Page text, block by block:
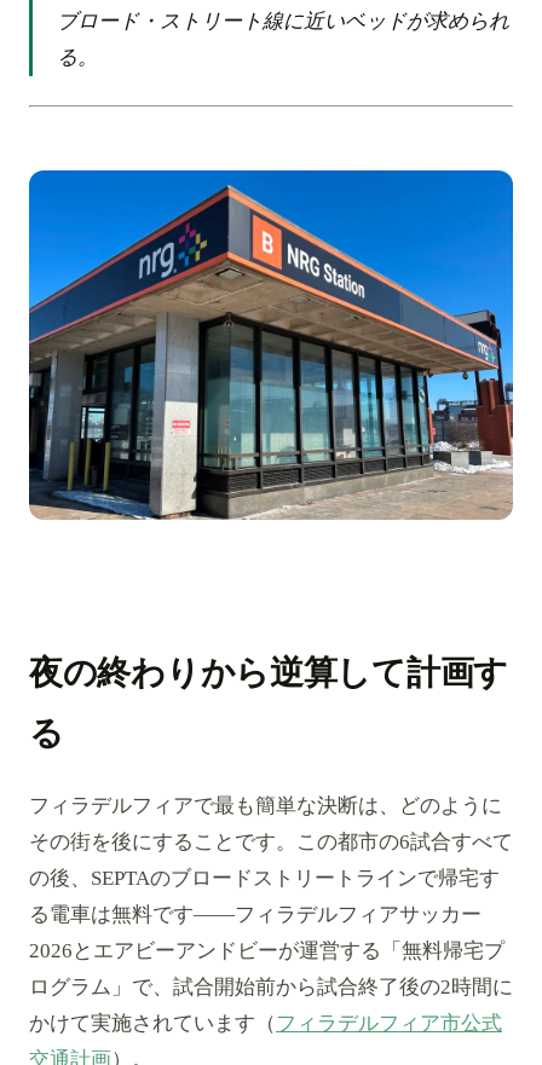
ブロード・ストリート線に近いベッドが求められ
る。
夜の終わりから逆算して計画す
る
フィラデルフィアで最も簡単な決断は、どのように
その街を後にすることです。この都市の6試合すべて
の後、SEPTAのブロードストリートラインで帰宅す
る電車は無料です——フィラデルフィアサッカー
2026とエアビーアンドビーが運営する「無料帰宅プ
ログラム」で、試合開始前から試合終了後の2時間に
かけて実施されています（フィラデルフィア市公式
交通計画）。